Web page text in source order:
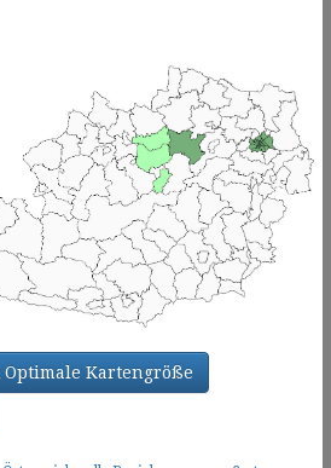
Optimale Kartengröße